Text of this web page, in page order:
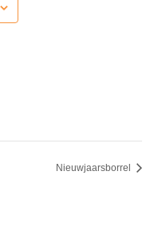
Nieuwjaarsborrel